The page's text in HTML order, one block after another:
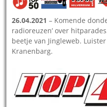
26.04.2021 – Komende
radioreuzen’ over
beetje van Jingleweb.
Kranenbarg.